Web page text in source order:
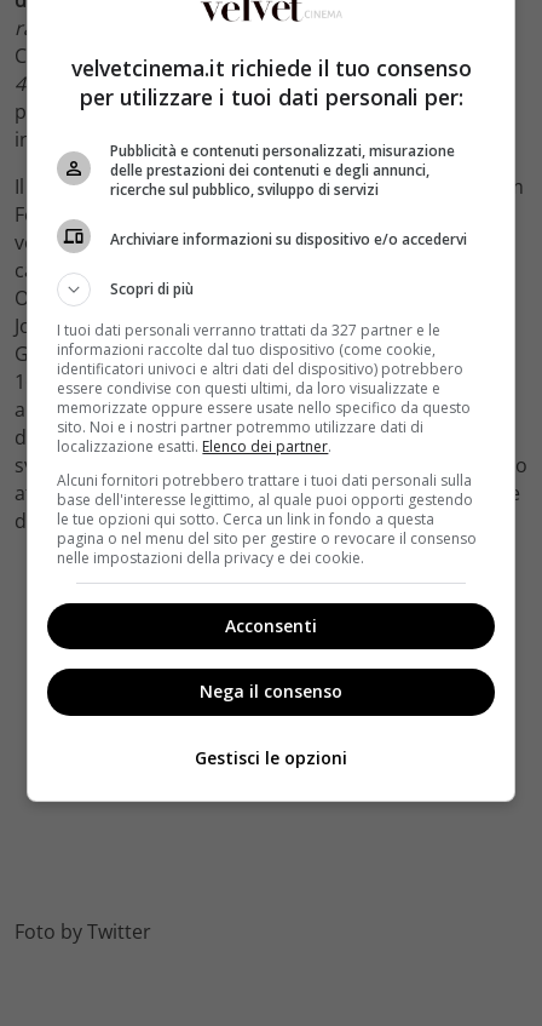
raccontata dall’Archivio Lucea cura di Istituto Luce-
Cinecitta; in anteprima mondiale sarà proiettato
43
di Folco Quilici, sullo sbarco in Sicilia. Ancora, verrà
proposta una selezione di film indipendenti americani
in collaborazione con
Variety
Il debutto di questa 61esima edizione del Taormina Film
Festival si tradurrà anche nella proiezione speciale, in
versione originale sottotitolata, diInside Out, nuovo
capolavoro Disney Pixar diretto dal regista premio
Oscar Pete Docter (Monsters & Co., Up), prodotto da
Jonas Rivera e con le musiche composte da Michael
Giacchino, la cui uscita italiana è fissata per il prossimo
16 settembre. La serata inaugurale sarò dedicata pure
alla moda con Fashion 4 Development, organizzazione
dell’Agenzia delle Nazioni Unite che promuove lo
sviluppo economico e umano nei Paesi del terzo mondo
attraverso la moda, appunto. A presentare, la direttrice
di
Vogue ItaliaFranca Sozzani .
Foto by Twitter
velvetcinema.it richiede il tuo consenso
per utilizzare i tuoi dati personali per:
Pubblicità e contenuti personalizzati, misurazione
delle prestazioni dei contenuti e degli annunci,
ricerche sul pubblico, sviluppo di servizi
Archiviare informazioni su dispositivo e/o accedervi
Scopri di più
I tuoi dati personali verranno trattati da 327 partner e le
informazioni raccolte dal tuo dispositivo (come cookie,
identificatori univoci e altri dati del dispositivo) potrebbero
essere condivise con questi ultimi, da loro visualizzate e
memorizzate oppure essere usate nello specifico da questo
sito. Noi e i nostri partner potremmo utilizzare dati di
localizzazione esatti. Elenco dei partner.
Alcuni fornitori potrebbero trattare i tuoi dati personali sulla
base dell'interesse legittimo, al quale puoi opporti gestendo
le tue opzioni qui sotto. Cerca un link in fondo a questa
pagina o nel menu del sito per gestire o revocare il consenso
nelle impostazioni della privacy e dei cookie.
Acconsenti
Nega il consenso
Gestisci le opzioni